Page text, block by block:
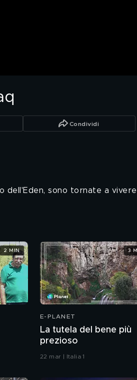
Condividi
dell'Eden, sono tornate a
2 MIN
E-PLANET
La tutela del bene più
prezioso
22 mar | Italia 1
3